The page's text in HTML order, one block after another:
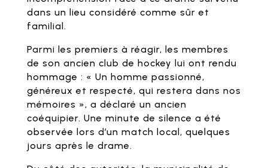
dans un lieu considéré comme sûr et
familial.
Parmi les premiers à réagir, les membres
de son ancien club de hockey lui ont rendu
hommage : « Un homme passionné,
généreux et respecté, qui restera dans nos
mémoires », a déclaré un ancien
coéquipier. Une minute de silence a été
observée lors d’un match local, quelques
jours après le drame.